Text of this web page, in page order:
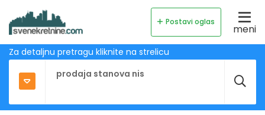
Postavi oglas
meni
Za detaljnu pretragu kliknite na strelicu